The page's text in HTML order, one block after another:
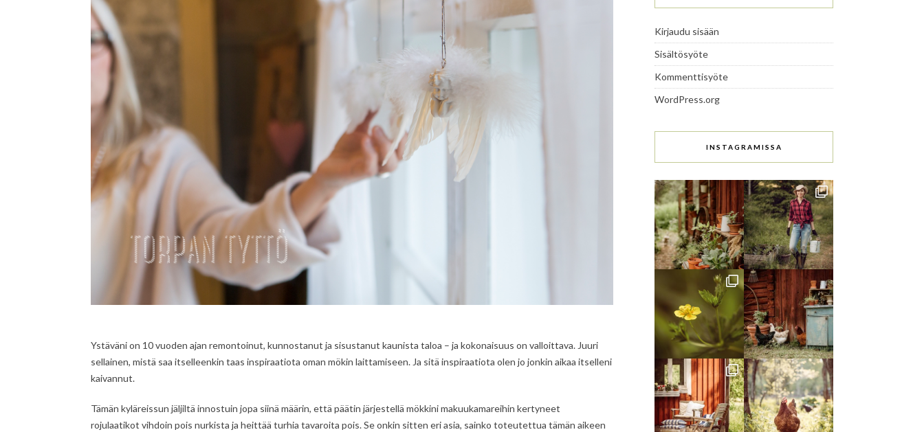
Ystäväni on 10 vuoden ajan remontoinut, kunnostanut ja sisustanut kaunista taloa – ja kokonaisuus on valloittava. Juuri
sellainen, mistä saa itselleenkin taas inspiraatiota oman mökin laittamiseen. Ja sitä inspiraatiota olen jo jonkin aikaa itselleni
kaivannut.
Tämän kyläreissun jäljiltä innostuin jopa siinä määrin, että päätin järjestellä mökkini makuukamareihin kertyneet
rojulaatikot vihdoin pois nurkista ja heittää turhia tavaroita pois. Se onkin sitten eri asia, sainko toteutettua tämän aikeen
Kirjaudu sisään
Sisältösyöte
Kommenttisyöte
WordPress.org
INSTAGRAMISSA